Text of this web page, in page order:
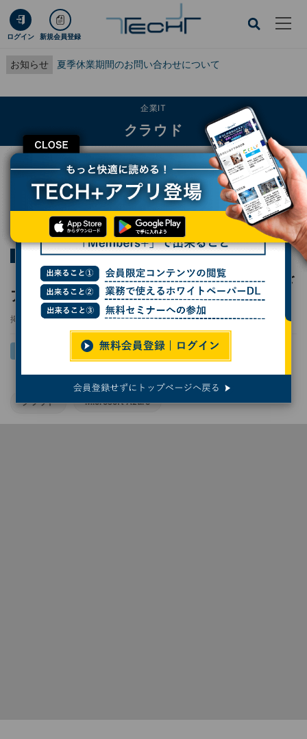
ログイン 新規会員登録
お知らせ 夏季休業期間のお問い合わせについて
CLOSE
企業IT
クラウド
TECH+ 企業IT
クラウド
「Azure Maps」を使って地理情報サービスをアプリケーションに追加しよう そ
第41回 ゼロからはじめるAzure
「Azure Maps」を使って地理情報サービスを
アプリケーションに追加しよう その３
掲載日 2021/10/22 11:03
クラウド Microsoft Azure